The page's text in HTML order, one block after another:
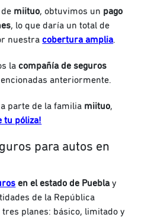
miituo, obtuvimos un pago
, lo que daría un total de
nuestracobertura amplia.
la compañía de seguros
anteriormente.
parte de la familia miituo,
tu póliza!
para autos en
en el estado de Puebla y
de la República
tres planes: básico, limitado y